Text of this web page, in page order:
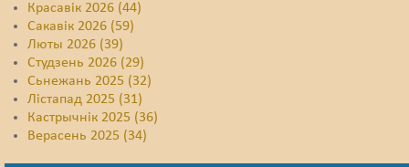
Красавік 2026 (44)
Сакавік 2026 (59)
Люты 2026 (39)
Студзень 2026 (29)
Сьнежань 2025 (32)
Лістапад 2025 (31)
Кастрычнік 2025 (36)
Верасень 2025 (34)